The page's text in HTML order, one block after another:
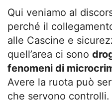
Qui veniamo al
perché il
alle Cascine e
quell’area ci sono
fenomeni di
Avere la ruota può
che servono